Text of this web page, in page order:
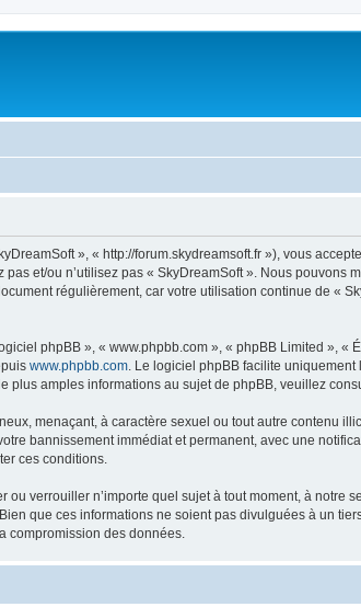
», « http://forum.skydreamsoft.fr »), vous
et/ou n’utilisez pas « SkyDreamSoft ». Nous pouvons
régulièrement, car votre utilisation continue de «
phpBB », « www.phpbb.com », « phpBB Limited », «
www.phpbb.com . Le logiciel phpBB facilite
plus amples informations au sujet de phpBB, veuillez
menaçant, à caractère sexuel ou tout autre contenu
bannissement immédiat et permanent, avec une
ces conditions.
verrouiller n’importe quel sujet à tout moment, à notre
que ces informations ne soient pas divulguées à un
compromission des données.